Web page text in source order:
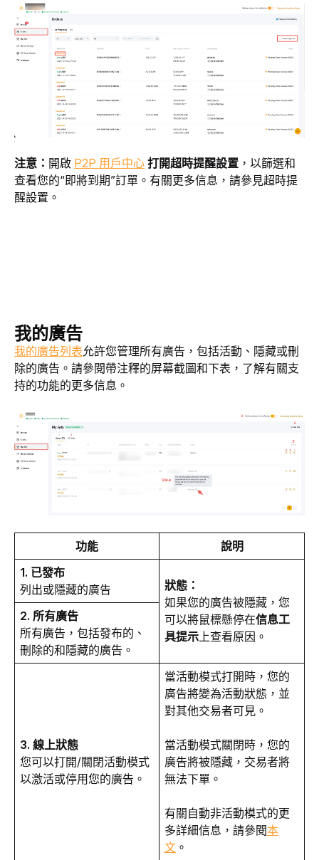
注意： 開啟 P2P 用戶中心 打開超時提醒設置 ，以篩選和
查看您的“即將到期”訂單。有關更多信息 ，請參見超時提
醒設置。
我的廣告
我的廣告列表允許您管理所有廣告，包括活動、隱藏或刪
除的廣告。請參閱帶注釋的屏幕截圖和下表，了解有關支
持的功能的更多信息。
功能
說明
1. 已發布
列出或隱藏的廣告
狀態：
如果您的廣告被隱藏，您
可以將鼠標懸停在信息工
具提示上查看原因。
2. 所有廣告
所有廣告，包括發布的、
刪除的和隱藏的廣告。
3. 線上狀態
您可以打開/關閉活動模式
以激活或停用您的廣告。
當活動模式打開時，您的
廣告將變為活動狀態，並
對其他交易者可見。
當活動模式關閉時，您的
廣告將被隱藏，交易者將
無法下單。
有關自動非活動模式的更
多詳細信息，請參閱本
文。